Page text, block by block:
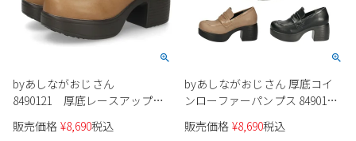
byあしながおじさん
8490121 厚底レースアップシ
ューズ レディース
販売価格 ¥8,690税込
byあしながおじさん 厚底コイ
ンローファーパンプス 8490119
レディース
販売価格 ¥8,690税込